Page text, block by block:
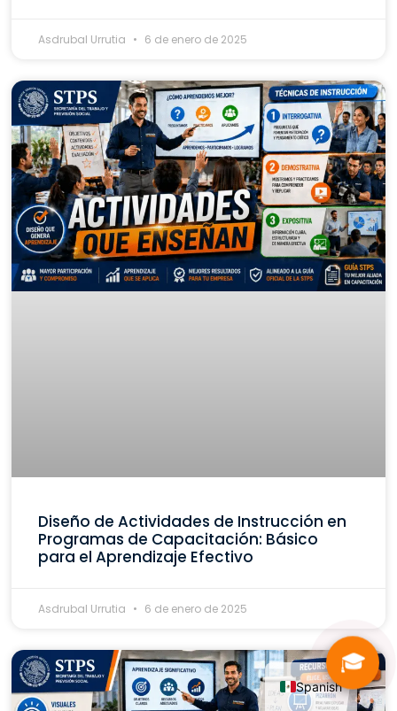
Asdrubal Urrutia 6 de enero de 2025
Diseño de Actividades de Instrucción en
Programas de Capacitación: Básico
para el Aprendizaje Efectivo
Asdrubal Urrutia 6 de enero de 2025
🎓
Spanish